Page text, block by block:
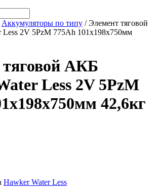
Аккумуляторы по типу /Элемент тяговой
2V 5PzM 775Ah 101x198x750мм
АКБ
Less 2V 5PzM
42,6кг
Hawker Water Less